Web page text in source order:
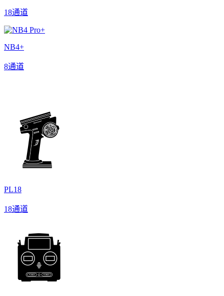
18通道
NB4+
8通道
PL18
18通道